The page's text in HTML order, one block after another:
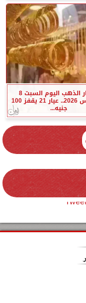
أسعار الذهب اليوم السبت 8
أغسطس 2026.. عيار 21 يقفز 100
جنيه...